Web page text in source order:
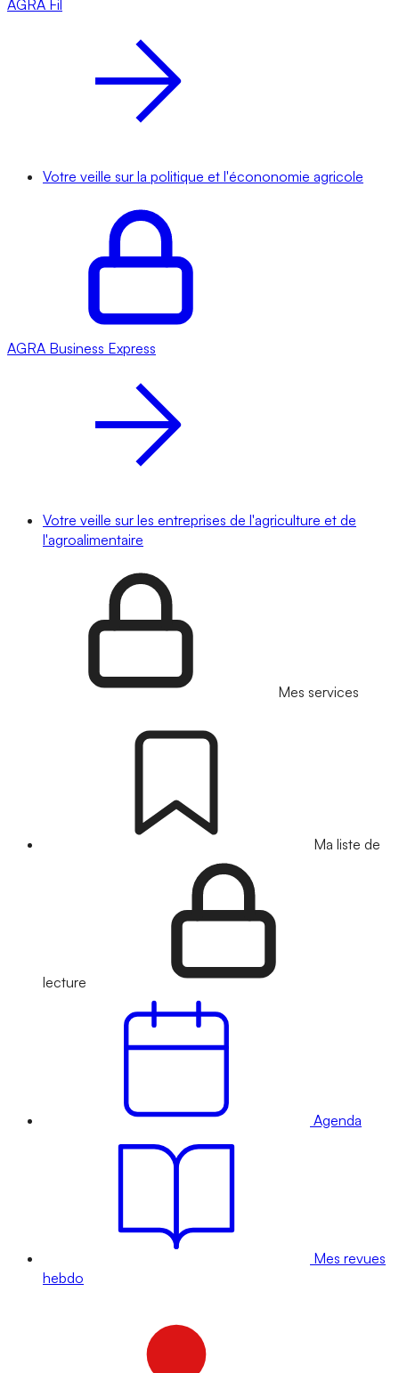
AGRA Fil
Votre veille sur la politique et l'écononomie agricole
AGRA Business Express
Votre veille sur les entreprises de l'agriculture et de
l'agroalimentaire
Mes services
Ma liste de
lecture
Agenda
Mes revues
hebdo